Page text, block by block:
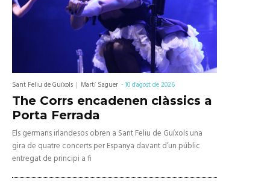
Sant Feliu de Guíxols Martí Saguer -10 d'agost de 2026
The Corrs encadenen clàssics a
Porta Ferrada
Els germans irlandesos obren a Sant Feliu de Guíxols una
gira de quatre concerts per Espanya davant d’un públic
entregat de principi a fi